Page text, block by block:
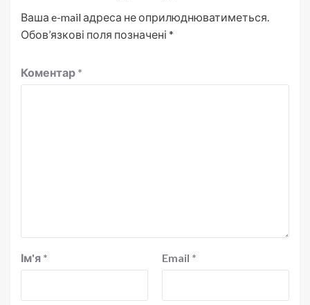
Ваша e-mail адреса не оприлюднюватиметься.
Обов’язкові поля позначені *
Коментар *
Ім'я * Email *